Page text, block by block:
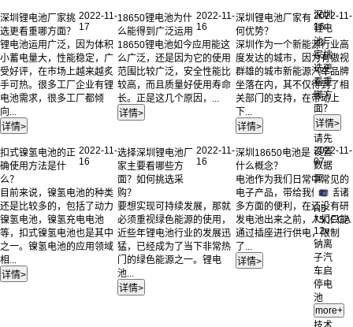
深圳
锂电
池厂
家挑
选更
看重
哪方
面？
请先
设置
数据
源
H5
750CCA
12v
钠离
子汽
车启
停电
池
深圳锂电池厂家挑
选更看重哪方面？
2022-11-
17
锂电池运用广泛，因为体积
小蓄电量大，性能稳定，广
受好评，在市场上越来越炙
手可热。很多工厂企业有锂
电池需求，很多工厂都倾
向...
18650锂电池为什
么能得到广泛运用
2022-11-
16
18650锂电池如今应用能这
么广泛，还是因为它的使用
范围比较广泛，安全性能比
较高，而且质量好使用寿命
长。正是这几个原因，...
深圳锂电池厂家有
何优势？
2022-11-
16
深圳作为一个新能源行业高
度发达的城市，因为有傲视
群雄的城市新能源汽车品牌
坐落在内，其不仅得到了相
关部门的支持，在带动上
下...
扣式镍氢电池的正
确使用方法是什
么？
2022-11-
16
目前来说，镍氢电池的种类
还是比较多的，包括了动力
镍氢电池，镍氢充电电池
等，扣式镍氢电池也是其中
之一。镍氢电池的应用领域
相...
选择深圳锂电池厂
家主要看哪些方
面？如何挑选采
购？
2022-11-
16
要想实现可持续发展，那就
必须重视绿色能源的使用，
近些年锂电池行业的发展迅
猛，已经成为了当下非常热
门的绿色能源之一。锂电
池...
深圳18650电池是
什么概念？
2022-11-
07
电池作为我们日常中常见的
电子产品，带给我们生活诸
多方面的便利，在还没有研
发电池出来之前，人们只能
通过插座进行供电，限制
了...